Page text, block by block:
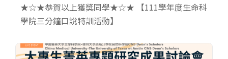
★☆★恭賀以上獲獎同學★☆★ 【111學年度生命科
學院三分鐘口說特訓活動】